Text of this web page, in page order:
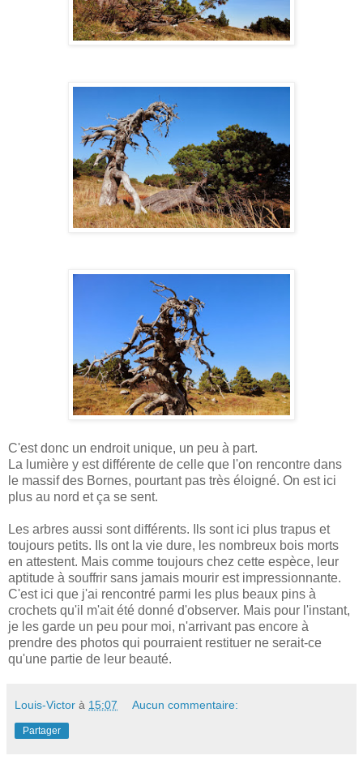
C'est donc un endroit unique, un peu à part.
La lumière y est différente de celle que l'on rencontre dans
le massif des Bornes, pourtant pas très éloigné. On est ici
plus au nord et ça se sent.
Les arbres aussi sont différents. Ils sont ici plus trapus et
toujours petits. Ils ont la vie dure, les nombreux bois morts
en attestent. Mais comme toujours chez cette espèce, leur
aptitude à souffrir sans jamais mourir est impressionnante.
C'est ici que j'ai rencontré parmi les plus beaux pins à
crochets qu'il m'ait été donné d'observer. Mais pour l'instant,
je les garde un peu pour moi, n'arrivant pas encore à
prendre des photos qui pourraient restituer ne serait-ce
qu'une partie de leur beauté.
Louis-Victor à 15:07 Aucun commentaire:
Partager